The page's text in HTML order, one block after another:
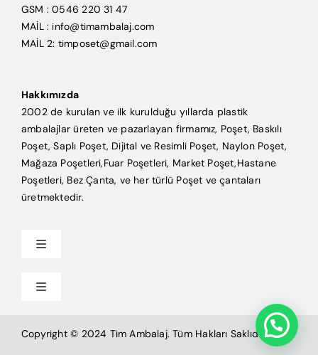
GSM : 0546 220 31 47
MAİL : info@timambalaj.com
MAİL 2: timposet@gmail.com
Hakkımızda
2002 de kurulan ve ilk kurulduğu yıllarda plastik
ambalajlar üreten ve pazarlayan firmamız, Poşet, Baskılı
Poşet, Saplı Poşet, Dijital ve Resimli Poşet, Naylon Poşet,
Mağaza Poşetleri,Fuar Poşetleri, Market Poşet,Hastane
Poşetleri, Bez Çanta, ve her türlü Poşet ve çantaları
üretmektedir.
Toggle
Anasayfa
Tim Ambalaj
Toggle
Copyright © 2024 Tim Ambalaj. Tüm Hakları Saklıdır.